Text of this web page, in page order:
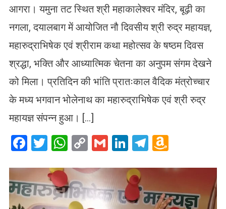
आगरा। यमुना तट स्थित श्री महाकालेश्वर मंदिर, बूढ़ी का
नगला, दयालबाग में आयोजित नौ दिवसीय श्री रुद्र महायज्ञ,
महारुद्राभिषेक एवं श्रीराम कथा महोत्सव के षष्ठम दिवस
श्रद्धा, भक्ति और आध्यात्मिक चेतना का अनुपम संगम देखने
को मिला। प्रतिदिन की भांति प्रातःकाल वैदिक मंत्रोच्चार
के मध्य भगवान भोलेनाथ का महारुद्राभिषेक एवं श्री रुद्र
महायज्ञ संपन्न हुआ। […]
Facebook
Twitter
WhatsApp
CopyGmailLinkedIn
Telegram
List